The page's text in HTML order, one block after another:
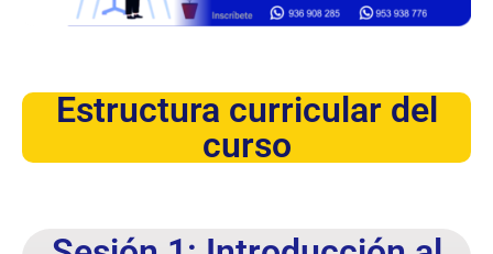
Estructura curricular del
curso